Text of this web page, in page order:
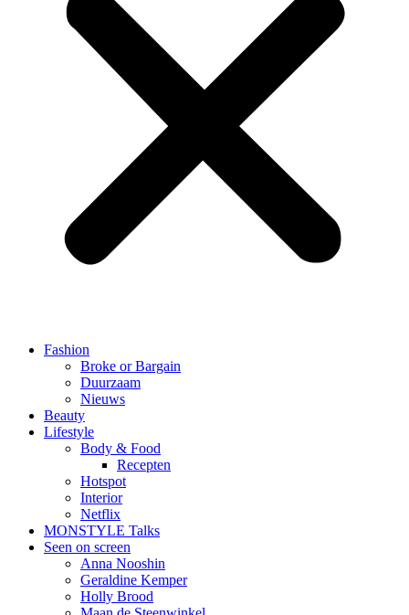
Fashion
Broke or Bargain
Duurzaam
Nieuws
Beauty
Lifestyle
Body & Food
Recepten
Hotspot
Interior
Netflix
MONSTYLE Talks
Seen on screen
Anna Nooshin
Geraldine Kemper
Holly Brood